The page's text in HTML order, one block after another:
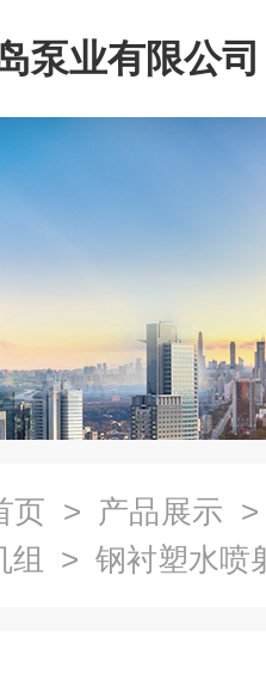
泵业有限公司
页 > 产品展示
组
> 钢衬塑水喷